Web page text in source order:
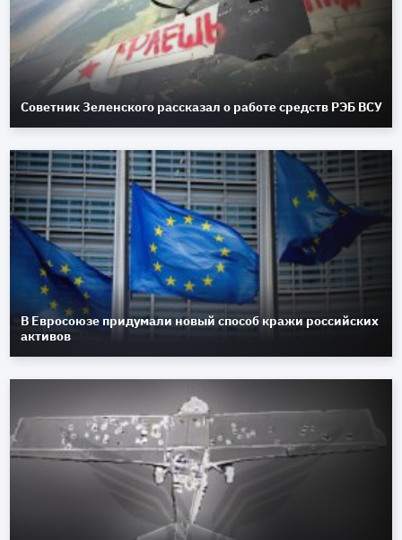
Советник Зеленского рассказал о работе средств РЭБ ВСУ
В Евросоюзе придумали новый способ кражи российских
активов